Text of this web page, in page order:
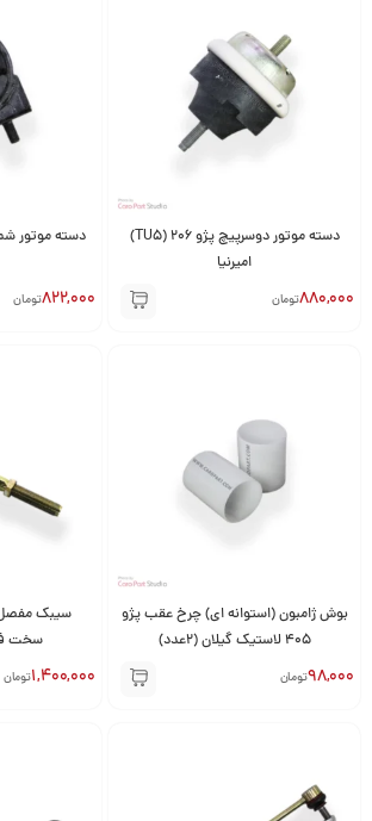
دسته موتور دوسرپیچ پژو 206 (TU5)
امیرنیا
880,000تومان
دسته موتور شماره 2 تیبا
822,000تومان
بوش ژامبون (استوانه ای) چرخ عقب پژو
405 لاستیک گیلان (2عدد)
98,000تومان
سخت
1,400,000تومان